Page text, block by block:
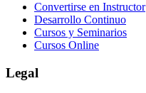
Convertirse en Instructor
Desarrollo Continuo
Cursos y Seminarios
Cursos Online
Legal